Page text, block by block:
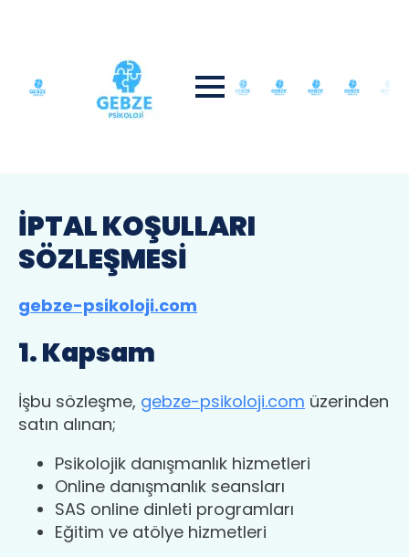
İPTAL KOŞULLARI
SÖZLEŞMESİ
gebze-psikoloji.com
1. Kapsam
İşbu sözleşme, gebze-psikoloji.com üzerinden
satın alınan;
Psikolojik danışmanlık hizmetleri
Online danışmanlık seansları
SAS online dinleti programları
Eğitim ve atölye hizmetleri